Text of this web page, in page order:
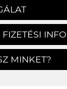
FIZETÉSI
MINKET?